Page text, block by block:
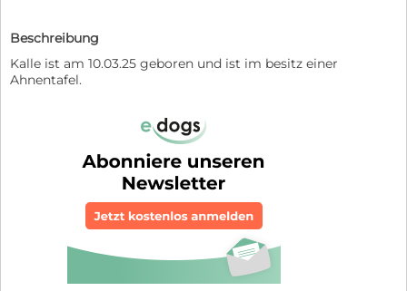
Beschreibung
Kalle ist am 10.03.25 geboren und ist im besitz einer
Ahnentafel.